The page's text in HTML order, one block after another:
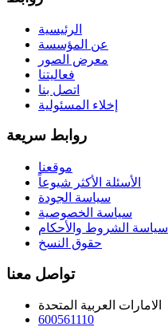
الرئيسية
عن المؤسسة
معرض الصور
فعاليتنا
اتصل بنا
إخلاء المسئولية
روابط سريعة
موقعنا
الأسئلة الأكثر شيوعاً
سياسة الجودة
سياسة الخصوصية
سياسة الشروط والأحكام
حقوق النسخ
تواصل معنا
الامارات العربية المتحدة
600561110